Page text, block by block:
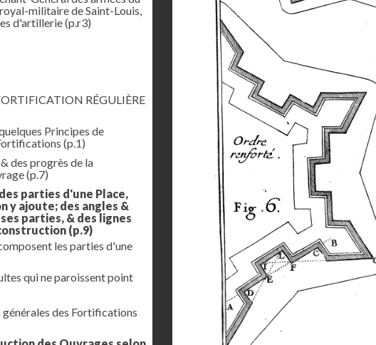
militaire de Saint-Louis,
d'artillerie(p.r3)
RÉGULIÈRE
Principes de
(p.1)
des progrès de la
(p.7)
parties d'une Place,
y ajoute; des angles &
parties, & des lignes
(p.9)
les parties d'une
qui ne paroissent point
des Fortifications